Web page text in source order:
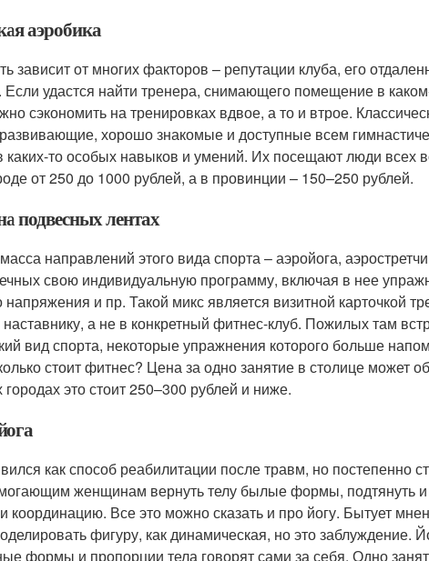
аэробика
зависит от многих факторов – репутации клуба, его
Если удастся найти тренера, снимающего помещение в
сэкономить на тренировках вдвое, а то и втрое.
хорошо знакомые и доступные всем
каких-то особых навыков и умений. Их посещают люди всех
от 250 до 1000 рублей, а в провинции – 150–250 рублей.
подвесных лентах
направлений этого вида спорта – аэройога,
свою индивидуальную программу, включая в нее
напряжения и пр. Такой микс является визитной карточкой
наставнику, а не в конкретный фитнес-клуб. Пожилых там
вид спорта, некоторые упражнения которого больше
стоит фитнес? Цена за одно занятие в столице может
это стоит 250–300 рублей и ниже.
как способ реабилитации после травм, но постепенно
женщинам вернуть телу былые формы, подтянуть
координацию. Все это можно сказать и про йогу. Бытует
фигуру, как динамическая, но это заблуждение.
формы и пропорции тела говорят сами за себя. Одно